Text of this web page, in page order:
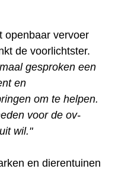
openbaar vervoer
de voorlichtster.
gesproken een
en
om te helpen.
voor de ov-
wil."
en dierentuinen